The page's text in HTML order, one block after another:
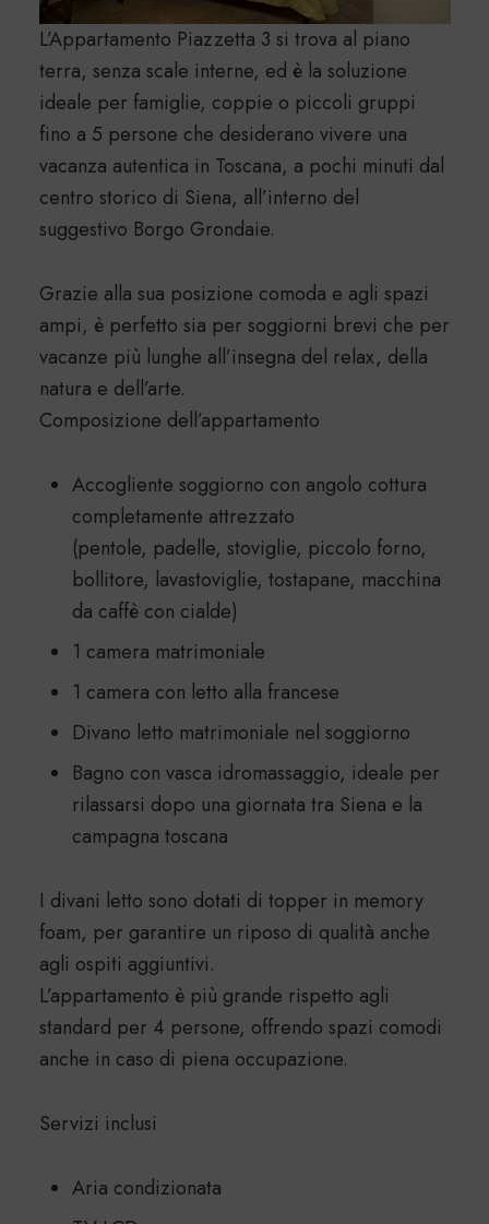
L’Appartamento Piazzetta 3 si trova al piano
terra, senza scale interne, ed è la soluzione
ideale per famiglie, coppie o piccoli gruppi
fino a 5 persone che desiderano vivere una
vacanza autentica in Toscana, a pochi minuti dal
centro storico di Siena, all’interno del
suggestivo Borgo Grondaie.
Grazie alla sua posizione comoda e agli spazi
ampi, è perfetto sia per soggiorni brevi che per
vacanze più lunghe all’insegna del relax, della
natura e dell’arte.
Composizione dell’appartamento
Accogliente soggiorno con angolo cottura
completamente attrezzato
(pentole, padelle, stoviglie, piccolo forno,
bollitore, lavastoviglie, tostapane, macchina
da caffè con cialde)
1 camera matrimoniale
1 camera con letto alla francese
Divano letto matrimoniale nel soggiorno
Bagno con vasca idromassaggio, ideale per
rilassarsi dopo una giornata tra Siena e la
campagna toscana
I divani letto sono dotati di topper in memory
foam, per garantire un riposo di qualità anche
agli ospiti aggiuntivi.
L’appartamento è più grande rispetto agli
standard per 4 persone, offrendo spazi comodi
anche in caso di piena occupazione.
Servizi inclusi
Aria condizionata